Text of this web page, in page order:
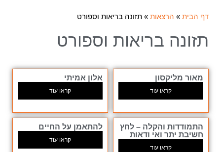
דף הבית » הרצאות » תזונה בריאות וספורט
תזונה בריאות וספורט
מאור מליקסון
קראו עוד
אלון אמיתי
קראו עוד
התמודדות והקלה – לחץ
חשיבת יתר ואי ודאות
קראו עוד
להתאמן על החיים
קראו עוד